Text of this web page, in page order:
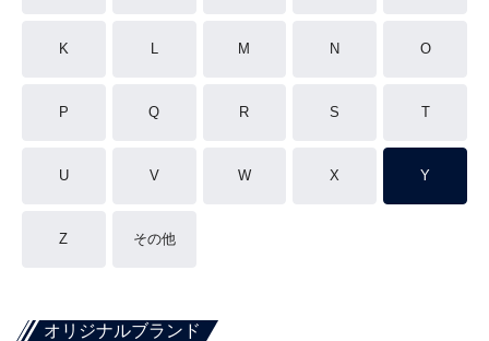
K L M N O
P Q R S T
U V W X Y
Z その他
オリジナルブランド